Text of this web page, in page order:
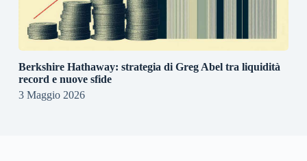
Berkshire Hathaway: strategia di Greg Abel tra liquidità
record e nuove sfide
3 Maggio 2026